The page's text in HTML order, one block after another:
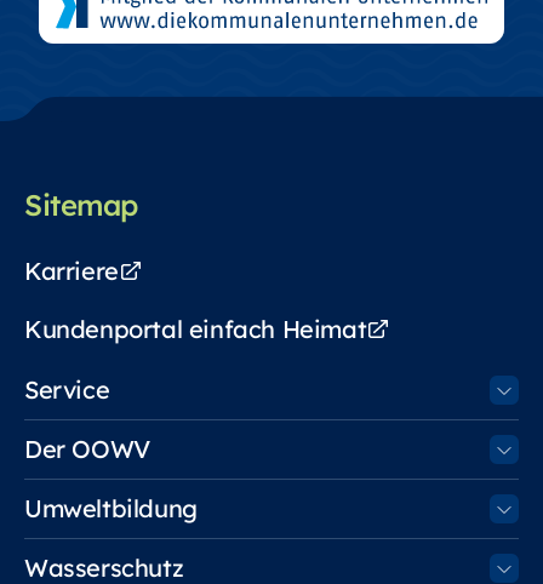
Sitemap
Service
Der OOWV
Umweltbildung
Wasserschutz
Karriere
Kundenportal einfach Heimat